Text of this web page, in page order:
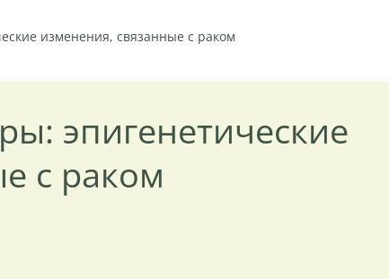
изменения, связанные с раком
эпигенетические
с раком